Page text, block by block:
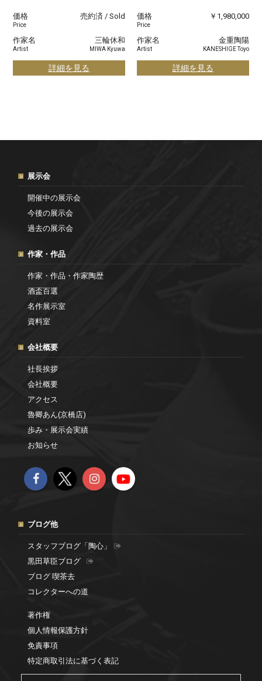
価格
Price
売約済 / Sold
作家名
Artist
三輪休和
MIWA Kyuwa
詳細を見る
価格
Price
￥1,980,000
作家名
Artist
金重陶陽
KANESHIGE Toyo
詳細を見る
展示会
開催中の展示会
今後の展示会
過去の展示会
作家・作品
作家・作品・作家陶歴
酒盃百選
名作展示室
資料室
会社概要
社長挨拶
会社概要
アクセス
魯卿あん(京橋店)
歩み・展示会実績
お知らせ
ブログ他
スタッフブログ「陶心」
黒田草臣ブログ
ブログ 喫茶去
コレクターへの道
著作権
個人情報保護方針
免責事項
特定商取引法に基づく表記